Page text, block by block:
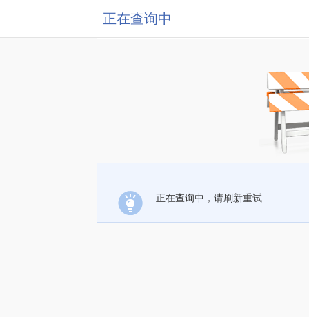
正在查询中
正在查询中，请刷新重试